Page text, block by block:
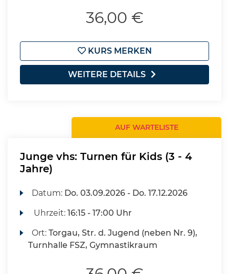
36,00 €
KURS MERKEN
WEITERE DETAILS
AUF WARTELISTE
Junge vhs: Turnen für Kids (3 - 4
Jahre)
Datum: Do. 03.09.2026 - Do. 17.12.2026
Uhrzeit:16:15 - 17:00 Uhr
Ort:Torgau, Str. d. Jugend (neben Nr. 9),
Turnhalle FSZ, Gymnastikraum